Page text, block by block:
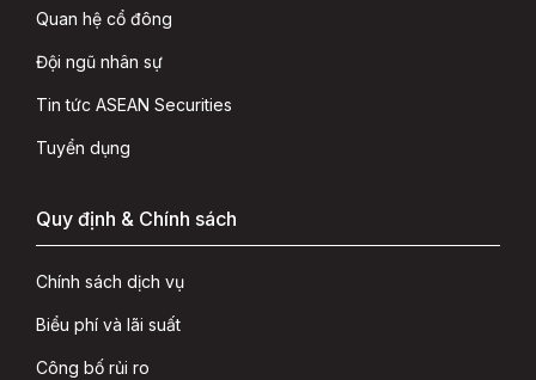
Quan hệ cổ đông
Đội ngũ nhân sự
Tin tức ASEAN Securities
Tuyển dụng
Quy định & Chính sách
Chính sách dịch vụ
Biểu phí và lãi suất
Công bố rủi ro